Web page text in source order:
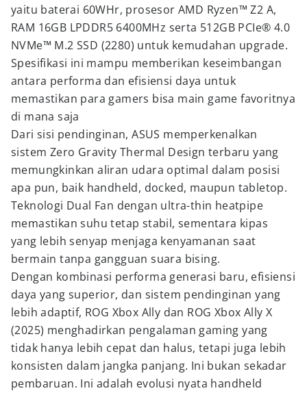
yaitu baterai 60WHr, prosesor AMD Ryzen™ Z2 A,
RAM 16GB LPDDR5 6400MHz serta 512GB PCIe® 4.0
NVMe™ M.2 SSD (2280) untuk kemudahan upgrade.
Spesifikasi ini mampu memberikan keseimbangan
antara performa dan efisiensi daya untuk
memastikan para gamers bisa main game favoritnya
di mana saja
Dari sisi pendinginan, ASUS memperkenalkan
sistem Zero Gravity Thermal Design terbaru yang
memungkinkan aliran udara optimal dalam posisi
apa pun, baik handheld, docked, maupun tabletop.
Teknologi Dual Fan dengan ultra-thin heatpipe
memastikan suhu tetap stabil, sementara kipas
yang lebih senyap menjaga kenyamanan saat
bermain tanpa gangguan suara bising.
Dengan kombinasi performa generasi baru, efisiensi
daya yang superior, dan sistem pendinginan yang
lebih adaptif, ROG Xbox Ally dan ROG Xbox Ally X
(2025) menghadirkan pengalaman gaming yang
tidak hanya lebih cepat dan halus, tetapi juga lebih
konsisten dalam jangka panjang. Ini bukan sekadar
pembaruan. Ini adalah evolusi nyata handheld